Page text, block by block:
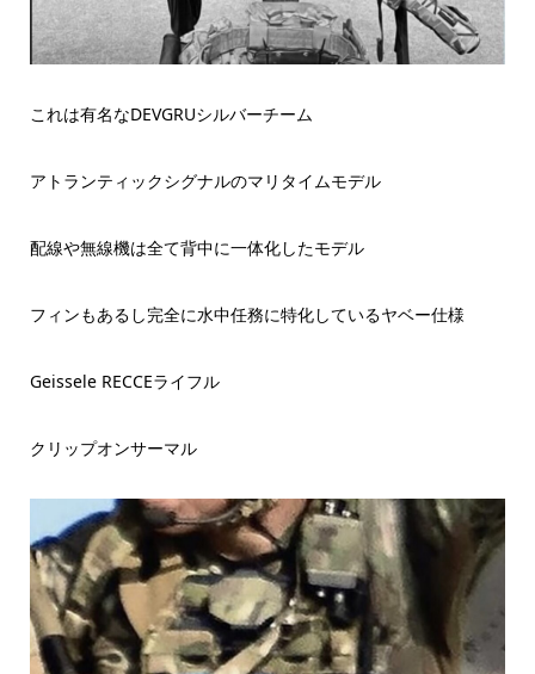
これは有名なDEVGRUシルバーチーム
アトランティックシグナルのマリタイムモデル
配線や無線機は全て背中に一体化したモデル
フィンもあるし完全に水中任務に特化しているヤベー仕様
Geissele RECCEライフル
クリップオンサーマル